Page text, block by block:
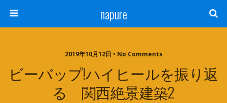
napure
2019年10月12日 • No Comments
ビーバップ!ハイヒールを振り返
る 関西絶景建築2